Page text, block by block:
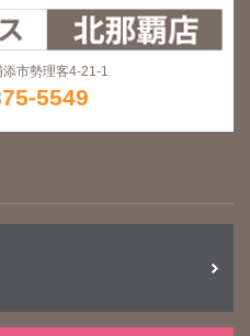
添市勢理客4-21-1
5549